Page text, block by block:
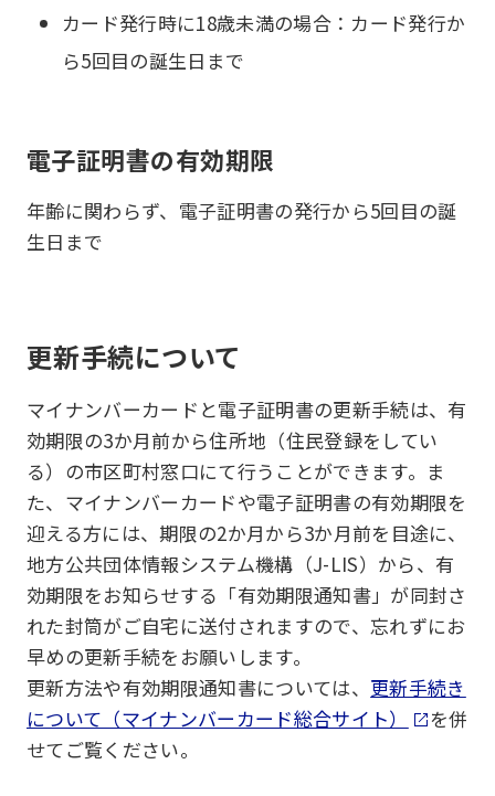
カード発行時に18歳未満の場合：カード発行か
ら5回目の誕生日まで
電子証明書の有効期限
年齢に関わらず、電子証明書の発行から5回目の誕
生日まで
更新手続について
マイナンバーカードと電子証明書の更新手続は、有
効期限の3か月前から住所地（住民登録をしてい
る）の市区町村窓口にて行うことができます。ま
た、マイナンバーカードや電子証明書の有効期限を
迎える方には、期限の2か月から3か月前を目途に、
地方公共団体情報システム機構（J-LIS）から、有
効期限をお知らせする「有効期限通知書」が同封さ
れた封筒がご自宅に送付されますので、忘れずにお
早めの更新手続をお願いします。
更新方法や有効期限通知書については、 更新手続き
について（マイナンバーカード総合サイト）
を併
せてご覧ください。